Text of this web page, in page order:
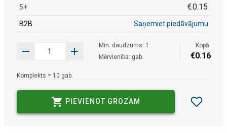
5+ €0.15
B2B Saņemiet piedāvājumu
Min. daudzums: 1
Mērvienība: gab.
Kopā:
€0.16
Komplekts = 10 gab.
PIEVIENOT GROZAM